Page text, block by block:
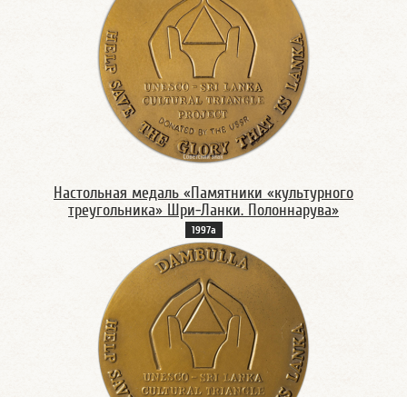
Настольная медаль «Памятники «культурного
треугольника» Шри-Ланки. Полоннарува»
1997а